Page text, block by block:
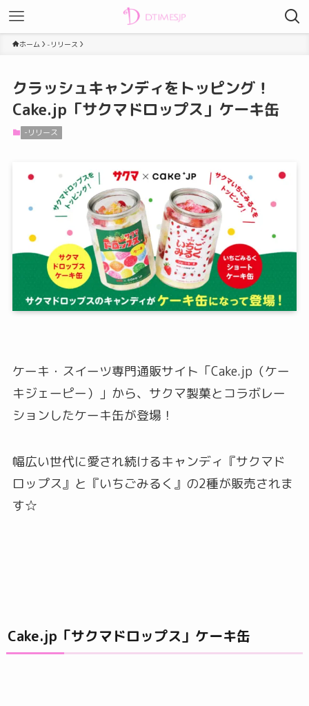
ホーム -リリース
クラッシュキャンディをトッピング！
Cake.jp「サクマドロップス」ケーキ缶
-リリース
ケーキ・スイーツ専門通販サイト「Cake.jp（ケー
キジェーピー）」から、サクマ製菓とコラボレー
ションしたケーキ缶が登場！
幅広い世代に愛され続けるキャンディ『サクマド
ロップス』と『いちごみるく』の2種が販売されま
す☆
Cake.jp「サクマドロップス」ケーキ缶